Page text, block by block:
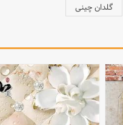
گلدان چینی